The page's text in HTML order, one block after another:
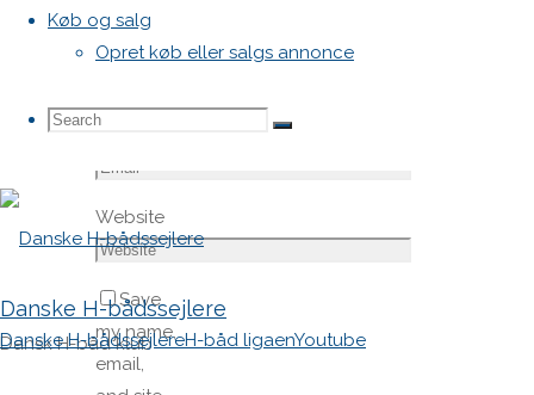
Køb og salg
Opret køb eller salgs annonce
Search
Search
Search
Danske H-bådssejlere
Dansk H-båd klub
Danske H-bådssejlereH-båd ligaenYoutube
Name*
Website
Save
my name,
email,